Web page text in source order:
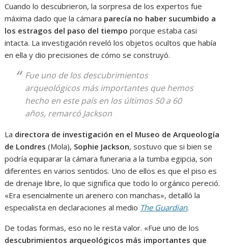
Cuando lo descubrieron, la sorpresa de los expertos fue
máxima dado que la cámara parecía no haber sucumbido a
los estragos del paso del tiempo porque estaba casi
intacta. La investigación reveló los objetos ocultos que había
en ella y dio precisiones de cómo se construyó.
Fue uno de los descubrimientos
arqueológicos más importantes que hemos
hecho en este país en los últimos 50 a 60
años, remarcó Jackson
La directora de investigación en el Museo de Arqueología
de Londres (Mola), Sophie Jackson, sostuvo que si bien se
podría equiparar la cámara funeraria a la tumba egipcia, son
diferentes en varios sentidos. Uno de ellos es que el piso es
de drenaje libre, lo que significa que todo lo orgánico pereció.
«Era esencialmente un arenero con manchas», detalló la
especialista en declaraciones al medio The Guardian.
De todas formas, eso no le resta valor. «Fue uno de los
descubrimientos arqueológicos más importantes que